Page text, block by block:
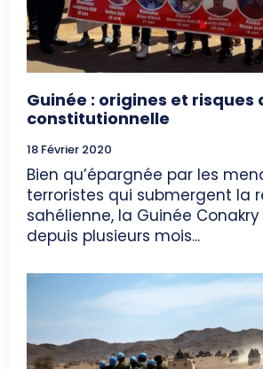
Guinée : origines et risques
constitutionnelle
18 Février 2020
Bien qu’épargnée par les
terroristes qui submergent la
sahélienne, la Guinée
depuis plusieurs mois...